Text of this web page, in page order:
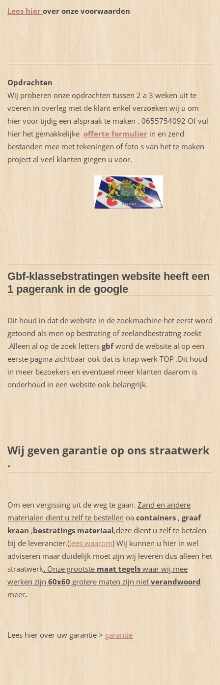
Lees hier over onze voorwaarden
Opdrachten
Wij proberen onze opdrachten tussen 2 a 3 weken uit te
voeren in overleg met de klant enkel verzoeken wij u om
hier voor tijdig een afspraak te maken . 0655754092 Of vul
hier het gemakkelijke offerte formulier in en zend
bestanden mee met tekeningen of foto s van het te maken
project al veel klanten gingen u voor.
Gbf-klassebstratingen website heeft een
1 pagerank in de google
Dit houd in dat de website in de zoekmachine het eerst word
getoond als men op bestrating of zeelandbestrating zoekt
.Alleen al op de zoek letters gbfword de website al op een
eerste pagina zichtbaar ook dat is knap werk TOP .Dit houd
in meer bezoekers en eventueel meer klanten daarom is
onderhoud in een website ook belangrijk.
Wij geven garantie op ons straatwerk
.
Om een vergissing uit de weg te gaan. Zand en andere
materialen dient u zelf te bestellen oa containers, graaf
kraan ,bestratings materiaal,deze dient u zelf te betalen
bij de leverancier.(lees waarom) Wij kunnen u hier in wel
adviseren maar duidelijk moet zijn wij leveren dus alleen het
straatwerk. Onze grootste maat tegels waar wij mee
werken zijn 60x60 grotere maten zijn nietverandwoord
meer.
Lees hier over uw garantie > garantie